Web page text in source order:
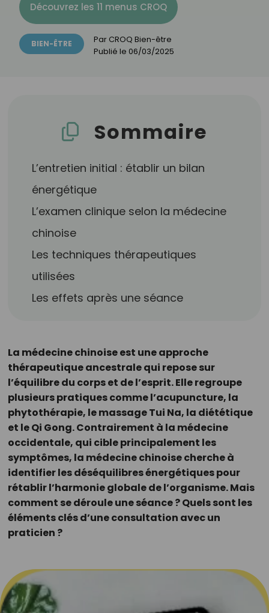
Découvrez les 11 menus CROQ
BIEN-ÊTRE Par CROQ Bien-être
Publié le 06/03/2025
Sommaire
L’entretien initial : établir un bilan
énergétique
L’examen clinique selon la médecine
chinoise
Les techniques thérapeutiques
utilisées
Les effets après une séance
La médecine chinoise est une approche
thérapeutique ancestrale qui repose sur
l’équilibre du corps et de l’esprit. Elle regroupe
plusieurs pratiques comme l’acupuncture, la
phytothérapie, le massage Tui Na, la diététique
et le Qi Gong. Contrairement à la médecine
occidentale, qui cible principalement les
symptômes, la médecine chinoise cherche à
identifier les déséquilibres énergétiques pour
rétablir l’harmonie globale de l’organisme. Mais
comment se déroule une séance ? Quels sont les
éléments clés d’une consultation avec un
praticien ?